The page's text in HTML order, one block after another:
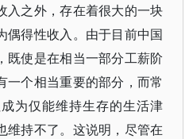
入之外，存在着很大的一块
偶得性收入。由于目前中国
既使是在相当一部分工薪阶
一个相当重要的部分，而常
为仅能维持生存的生活津
维持不了。这说明，尽管在